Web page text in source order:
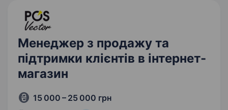
європейського ринку…
Менеджер з продажу та
підтримки клієнтів в інтернет-
магазин
15 000 – 25 000 грн